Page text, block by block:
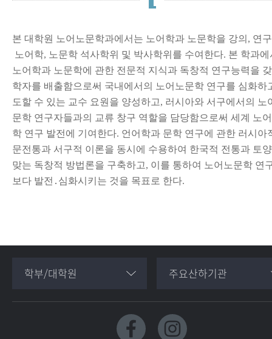
본 대학원 노어노문학과에서는 노어학과 노문학을 강의, 연
노어학, 노문학 석사학위 및 박사학위를 수여한다. 본 학과
노어학과 노문학에 관한 전문적 지식과 독창적 연구능력을
학자를 배출함으로써 국내에서의 노어노문학 연구를 심화하
도할 수 있는 교수 요원을 양성하고, 러시아와 서구에서의 노
문학 연구자들과의 교류 창구 역할을 담당함으로써 세계 노
학 연구 발전에 기여한다. 언어학과 문학 연구에 관한 러시아
문전통과 서구적 이론을 동시에 수용하여 한국적 전통과 토
맞는 독창적 방법론을 구축하고, 이를 통하여 노어노문학 연
보다 발전․심화시키는 것을 목표로 한다.
학부/대학원 주요산하기관